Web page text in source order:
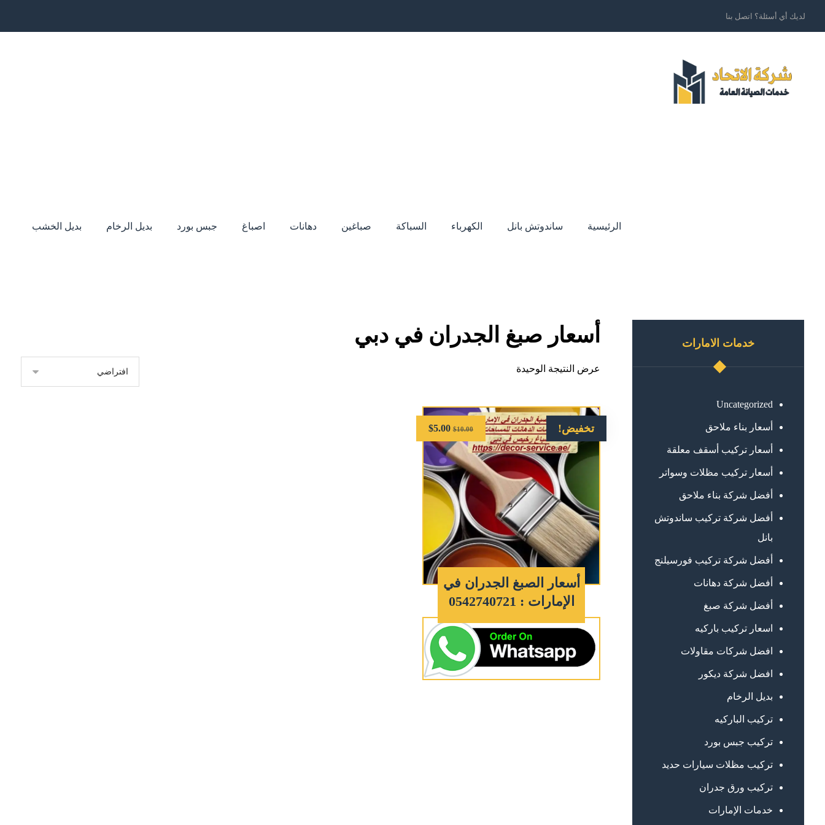
لديك أي أسئلة؟ اتصل بنا
الرئيسية ساندوتش بانل الكهرباء السباكة صباغين دهانات اصباغ جبس بورد بديل الرخام بديل الخشب
أسعار صبغ الجدران في دبي
عرض النتيجة الوحيدة
تخفيض!
أسعار الصبغ الجدران في
الإمارات : 0542740721
$10.00
$5.00
خدمات الامارات
Uncategorized
أسعار بناء ملاحق
أسعار تركيب أسقف معلقة
أسعار تركيب مظلات وسواتر
أفضل شركة بناء ملاحق
أفضل شركة تركيب ساندوتش
بانل
أفضل شركة تركيب فورسيلنج
أفضل شركة دهانات
أفضل شركة صبغ
اسعار تركيب باركيه
افضل شركات مقاولات
افضل شركة ديكور
بديل الرخام
تركيب الباركيه
تركيب جبس بورد
تركيب مظلات سيارات حديد
تركيب ورق جدران
خدمات الإمارات